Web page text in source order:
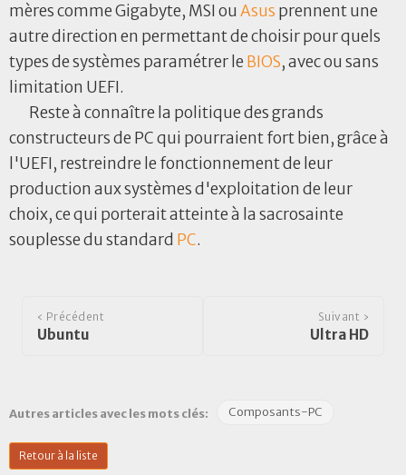
mères comme Gigabyte, MSI ou Asus prennent une
autre direction en permettant de choisir pour quels
types de systèmes paramétrer le BIOS, avec ou sans
limitation UEFI.
Reste à connaître la politique des grands
constructeurs de PC qui pourraient fort bien, grâce à
l'UEFI, restreindre le fonctionnement de leur
production aux systèmes d'exploitation de leur
choix, ce qui porterait atteinte à la sacrosainte
souplesse du standard PC.
‹ Précédent
Ubuntu
Suivant ›
Ultra HD
Autres articles avec les mots clés: Composants-PC
Retour à la liste